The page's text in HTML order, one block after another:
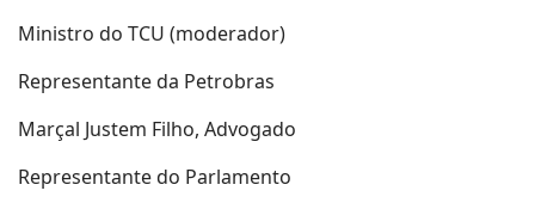
Ministro do TCU (moderador)
Representante da Petrobras
Marçal Justem Filho, Advogado
Representante do Parlamento